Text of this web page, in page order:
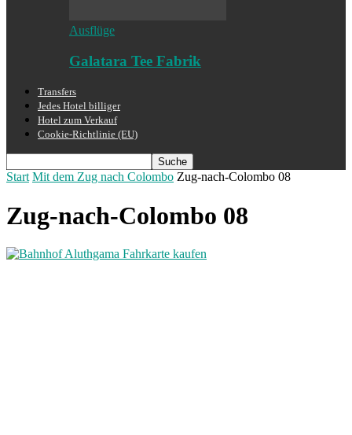
Ausflüge
Galatara Tee Fabrik
Transfers
Jedes Hotel billiger
Hotel zum Verkauf
Cookie-Richtlinie (EU)
Start Mit dem Zug nach Colombo Zug-nach-Colombo 08
Zug-nach-Colombo 08